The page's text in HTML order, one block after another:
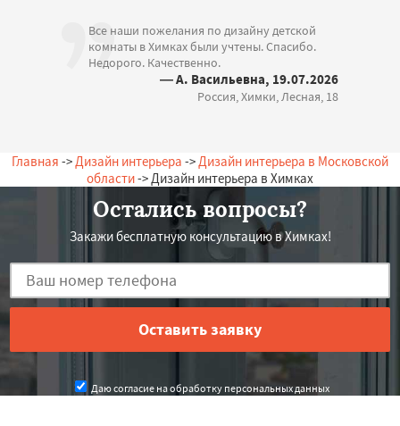
Все наши пожелания по дизайну детской
комнаты в Химках были учтены. Спасибо.
Недорого. Качественно.
— А. Васильевна, 19.07.2026
Россия, Химки, Лесная, 18
Главная -> Дизайн интерьера -> Дизайн интерьера в Московской
области-> Дизайн интерьера в Химках
Остались вопросы?
Закажи бесплатную консультацию в Химках!
Даю согласие на обработку персональных данных